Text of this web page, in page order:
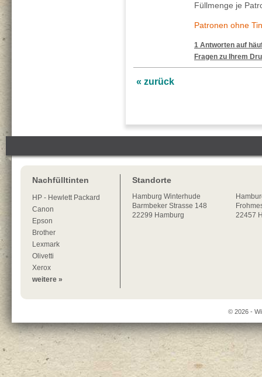
Füllmenge je
Patronen ohne
1 Antworten auf
Fragen zu Ihrem
« zurück
Nachfülltinten
HP - Hewlett Packard
Canon
Epson
Brother
Lexmark
Olivetti
Xerox
weitere »
Standorte
Hamburg Winterhude
Barmbeker Strasse 148
22299 Hamburg
22457
© 2026 -